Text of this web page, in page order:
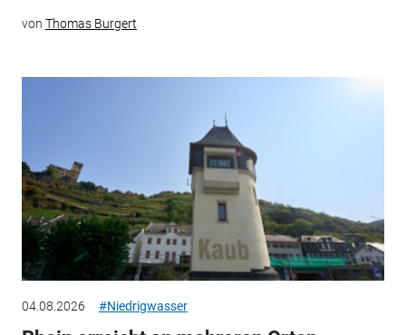
von Thomas Burgert
04.08.2026 #Niedrigwasser